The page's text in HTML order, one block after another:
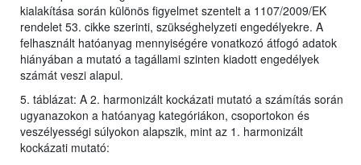
kialakítása során különös figyelmet szentelt a 1107/2009/EK
rendelet 53. cikke szerinti, szükséghelyzeti engedélyekre. A
felhasznált hatóanyag mennyiségére vonatkozó átfogó adatok
hiányában a mutató a tagállami szinten kiadott engedélyek
számát veszi alapul.
5. táblázat: A 2. harmonizált kockázati mutató a számítás során
ugyanazokon a hatóanyag kategóriákon, csoportokon és
veszélyességi súlyokon alapszik, mint az 1. harmonizált
kockázati mutató: